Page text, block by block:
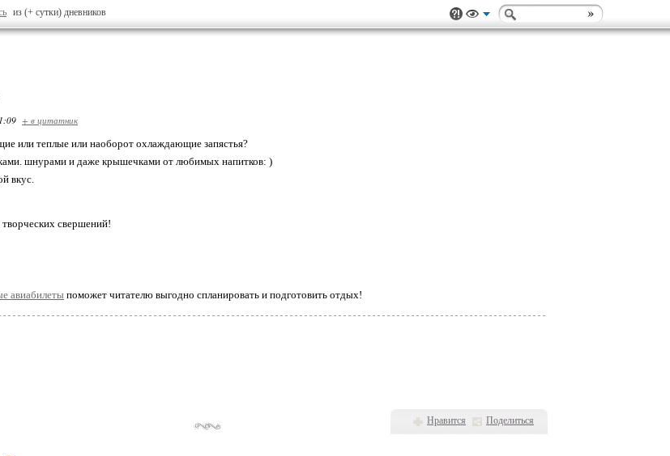
из (+ сутки) дневников
+ в цитатник
или теплые или наоборот охлаждающие запястья?
шнурами и даже крышечками от любимых напитков: )
вкус.
свершений!
авиабилеты поможет читателю выгодно спланировать и подготовить отдых!
Нравится Поделиться